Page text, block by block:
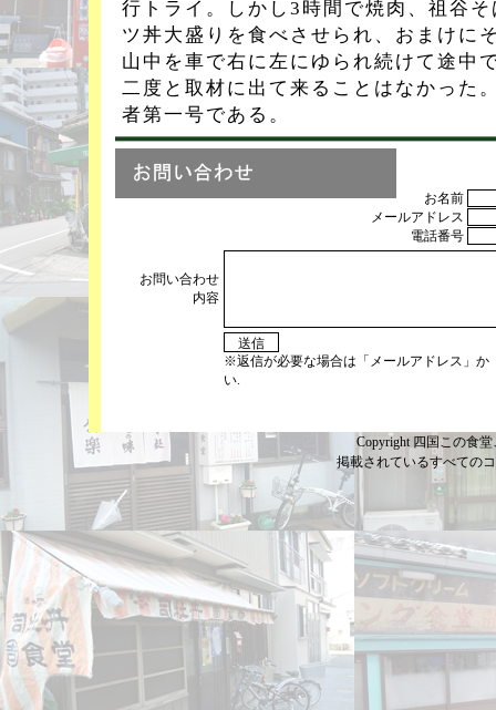
行トライ。しかし3時間で焼肉、祖谷
ツ丼大盛りを食べさせられ、おまけに
山中を車で右に左にゆられ続けて途中
二度と取材に出て来ることはなかった
者第一号である。
お名前
メールアドレス
電話番号
お問い合わせ
内容
※返信が必要な場合は「メールアドレス」か
い.
Copyright 四国この食
掲載されているすべての